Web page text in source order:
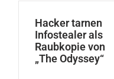
Hacker tarnen
Infostealer als
Raubkopie von
„The Odyssey“